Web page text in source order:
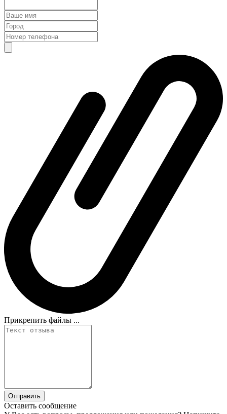
Прикрепить файлы ...
Оставить сообщение